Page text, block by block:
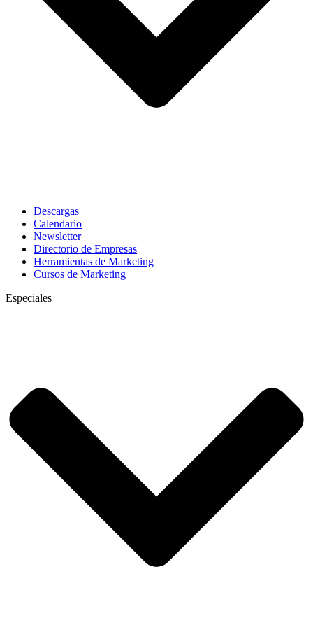
Descargas
Calendario
Newsletter
Directorio de Empresas
Herramientas de Marketing
Cursos de Marketing
Especiales